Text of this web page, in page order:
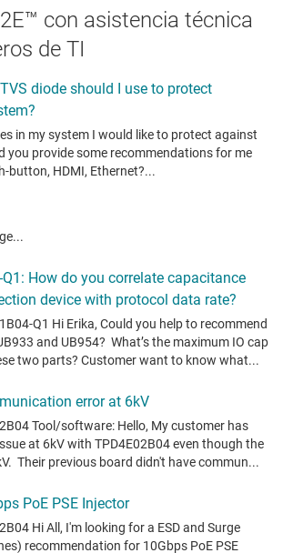
con asistencia técnica
de TI